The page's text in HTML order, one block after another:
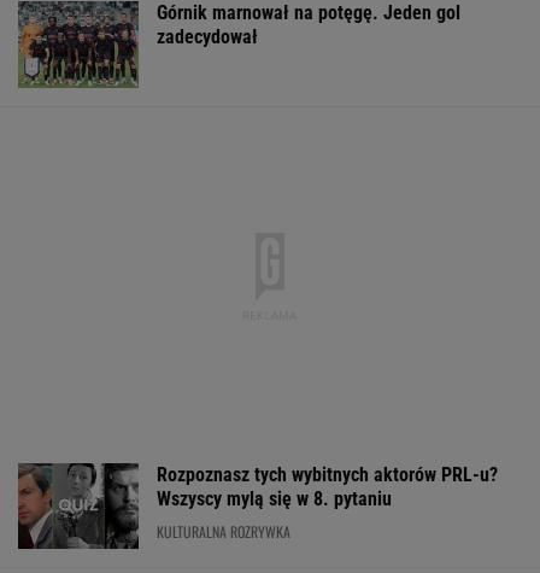
Górnik marnował na potęgę. Jeden gol
zadecydował
Rozpoznasz tych wybitnych aktorów PRL-u?
Wszyscy mylą się w 8. pytaniu
KULTURALNA ROZRYWKA